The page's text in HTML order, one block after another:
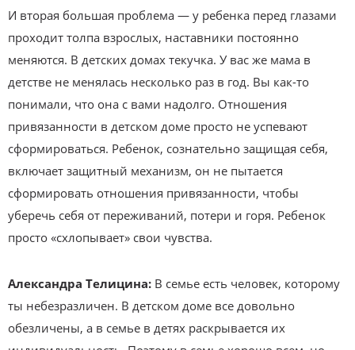
И вторая большая проблема — у ребенка перед глазами
проходит толпа взрослых, наставники постоянно
меняются. В детских домах текучка. У вас же мама в
детстве не менялась несколько раз в год. Вы как-то
понимали, что она с вами надолго. Отношения
привязанности в детском доме просто не успевают
сформироваться. Ребенок, сознательно защищая себя,
включает защитный механизм, он не пытается
сформировать отношения привязанности, чтобы
уберечь себя от переживаний, потери и горя. Ребенок
просто «схлопывает» свои чувства.
Александра Телицина: В семье есть человек, которому
ты небезразличен. В детском доме все довольно
обезличены, а в семье в детях раскрывается их